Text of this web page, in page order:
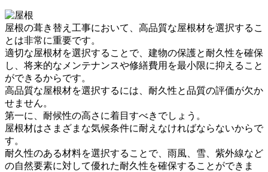
屋根の葺き替え工事において、高品質な屋根材を選択するこ
とは非常に重要です。
適切な屋根材を選択することで、建物の保護と耐久性を確保
し、将来的なメンテナンスや修繕費用を最小限に抑えること
ができるからです。
高品質な屋根材を選択するには、耐久性と品質の評価が欠か
せません。
第一に、耐候性の高さに着目すべきでしょう。
屋根材はさまざまな気候条件に耐えなければならないからで
す。
耐久性のある材料を選択することで、雨風、雪、紫外線など
の自然要素に対して優れた耐久性を確保することができま